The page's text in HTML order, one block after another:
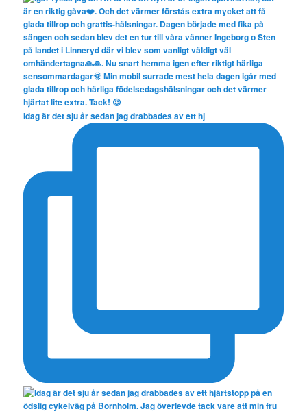
Idag är det sju år sedan jag drabbades av ett hj